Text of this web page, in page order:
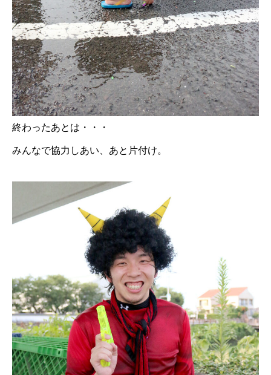
終わったあとは・・・
みんなで協力しあい、あと片付け。